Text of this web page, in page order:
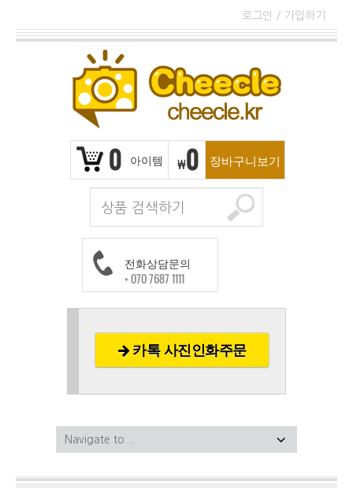
로그인 / 가입하기
0 아이템 ₩0 장바구니보기
전화상담문의
+ 070 7687 1111
카톡 사진인화주문